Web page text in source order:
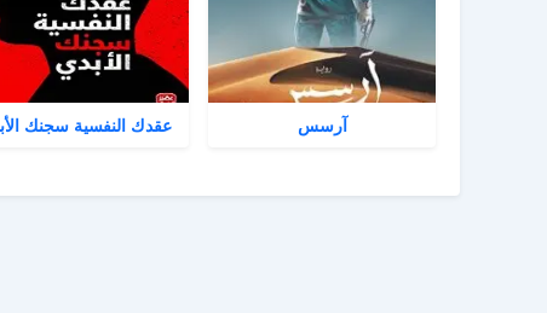
آرسس عقدك النفسية سجنك